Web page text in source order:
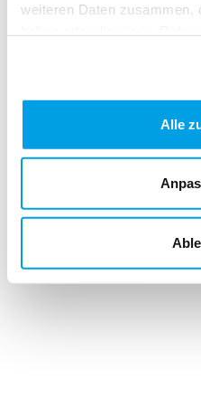
weiteren Daten zusammen,
Alle